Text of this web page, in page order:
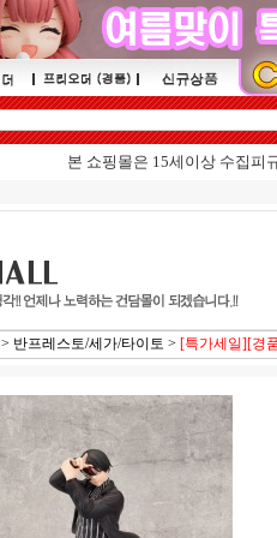
본 쇼핑몰은 15세이상 수집피규어를 판
> 반프레스토/세가/타이토 > [특가세일][경